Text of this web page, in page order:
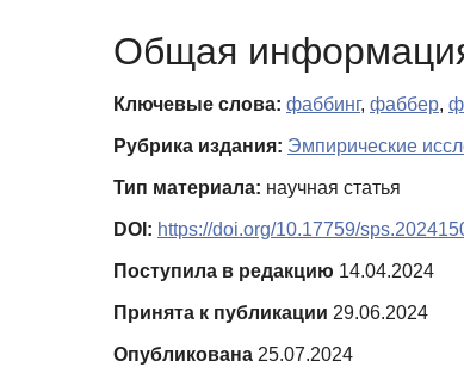
Общая
Ключевые слова: фаббинг, фаббер,
Рубрика издания: Эмпирические
Тип материала: научная статья
DOI: https://doi.org/10.17759/
Поступила в редакцию 14.04.2024
Принята к публикации 29.06.2024
Опубликована 25.07.2024